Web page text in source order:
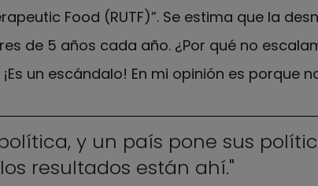
Food (RUTF)”. Se estima que la
de 5 años cada año. ¿Por qué no
un escándalo! En mi opinión es porque
y un país pone sus
resultados están ahí."